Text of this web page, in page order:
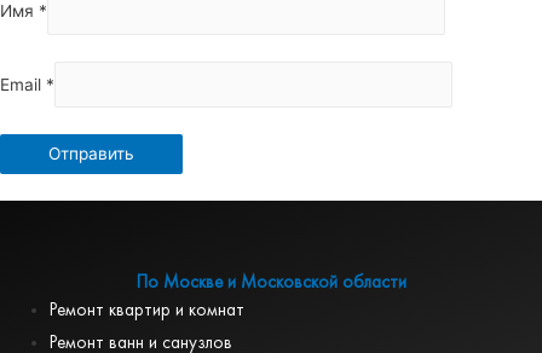
Имя *
Email *
По Москве и Московской области
Ремонт квартир и комнат
Ремонт ванн и санузлов